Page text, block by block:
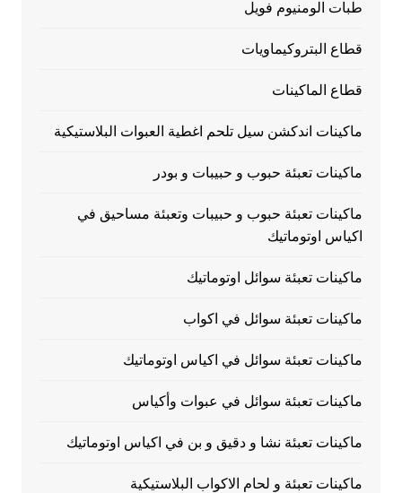
طبات الومنيوم فويل
قطاع البتروكيماويات
قطاع الماكينات
ماكينات اندكشن سيل تلحم اغطية العبوات البلاستيكية
ماكينات تعبئة حبوب و حبيبات و بودر
ماكينات تعبئة حبوب و حبيبات وتعبئة مساحيق في
اكياس اوتوماتيك
ماكينات تعبئة سوائل اوتوماتيك
ماكينات تعبئة سوائل في اكواب
ماكينات تعبئة سوائل في اكياس اوتوماتيك
ماكينات تعبئة سوائل في عبوات وأكياس
ماكينات تعبئة نشا و دقيق و بن في اكياس اوتوماتيك
ماكينات تعبئة و لحام الاكواب البلاستيكية